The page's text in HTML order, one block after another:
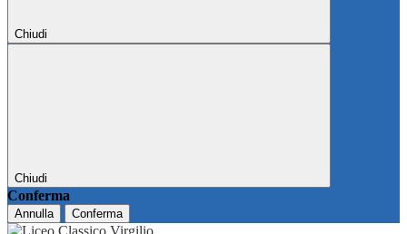
Chiudi
Chiudi
Conferma
Annulla Conferma